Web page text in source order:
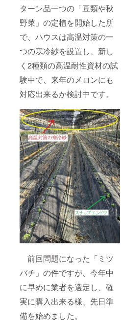
ターン品一つの「豆類や秋
野菜」の定植を開始した所
で、ハウスは高温対策の一
つの寒冷紗を設置し、新し
く2種類の高温耐性資材の試
験中で、来年のメロンにも
対応出来るか検討中です。
前回問題になった「ミツ
バチ」の件ですが、今年中
に早めに業者を選定し、確
実に購入出来る様、先日準
備を始めました。